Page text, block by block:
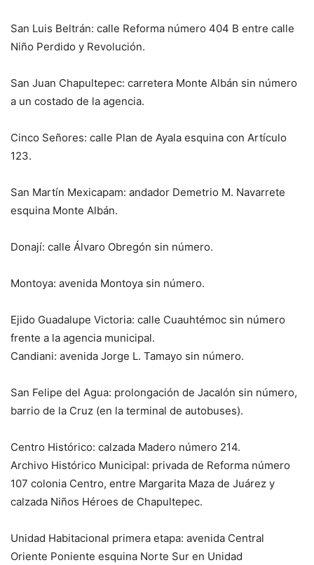
San Luis Beltrán: calle Reforma número 404 B entre calle
Niño Perdido y Revolución.
San Juan Chapultepec: carretera Monte Albán sin número
a un costado de la agencia.
Cinco Señores: calle Plan de Ayala esquina con Artículo
123.
San Martín Mexicapam: andador Demetrio M. Navarrete
esquina Monte Albán.
Donají: calle Álvaro Obregón sin número.
Montoya: avenida Montoya sin número.
Ejido Guadalupe Victoria: calle Cuauhtémoc sin número
frente a la agencia municipal.
Candiani: avenida Jorge L. Tamayo sin número.
San Felipe del Agua: prolongación de Jacalón sin número,
barrio de la Cruz (en la terminal de autobuses).
Centro Histórico: calzada Madero número 214.
Archivo Histórico Municipal: privada de Reforma número
107 colonia Centro, entre Margarita Maza de Juárez y
calzada Niños Héroes de Chapultepec.
Unidad Habitacional primera etapa: avenida Central
Oriente Poniente esquina Norte Sur en Unidad